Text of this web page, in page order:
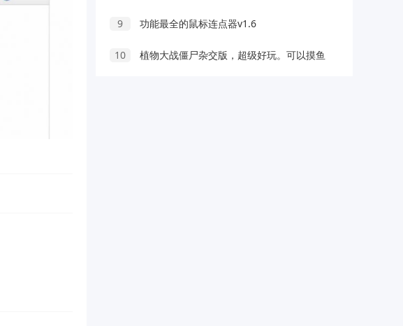
9 功能最全的鼠标连点器v1.6
10 植物大战僵尸杂交版，超级好玩。可以摸鱼